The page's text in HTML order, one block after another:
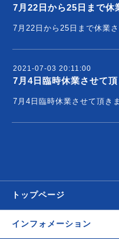
7月22日から25日まで休
7月22日から25日まで休業さ
2021-07-03 20:11:00
7月4日臨時休業させて頂
7月4日臨時休業させて頂き
トップページ
インフォメーション